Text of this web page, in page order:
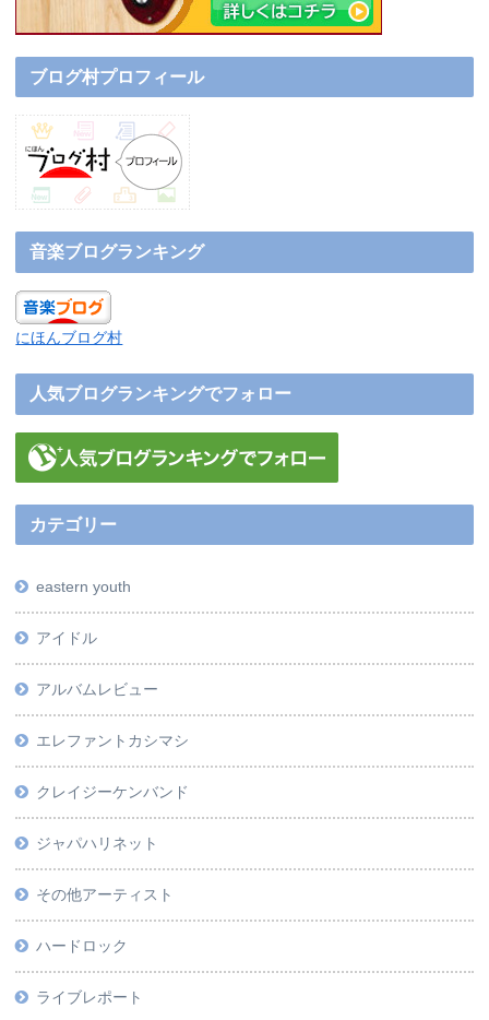
ブログ村プロフィール
音楽ブログランキング
にほんブログ村
人気ブログランキングでフォロー
カテゴリー
eastern youth
アイドル
アルバムレビュー
エレファントカシマシ
クレイジーケンバンド
ジャパハリネット
その他アーティスト
ハードロック
ライブレポート